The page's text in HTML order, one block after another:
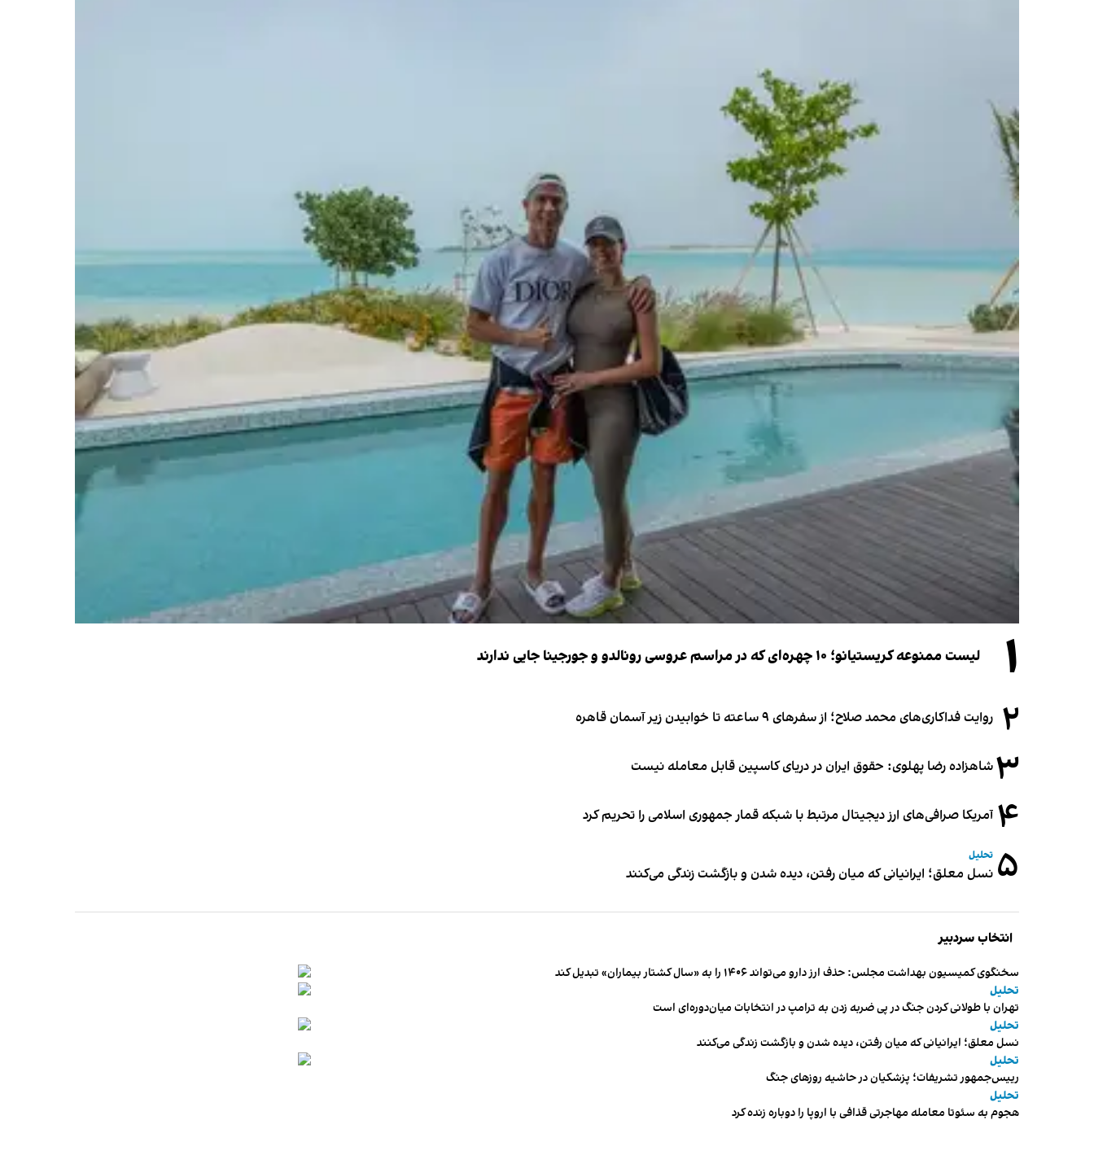
۱ لیست ممنوعه کریستیانو؛ ۱۰ چهره‌ای که در مراسم عروسی رونالدو و جورجینا جایی ندارند
۲ روایت فداکاری‌های محمد صلاح؛ از سفرهای ۹ ساعته تا خوابیدن زیر آسمان قاهره
۳شاهزاده رضا پهلوی: حقوق ایران در دریای کاسپین قابل معامله نیست
۴ آمریکا صرافی‌های ارز دیجیتال مرتبط با شبکه قمار جمهوری اسلامی را تحریم کرد
۵ تحلیل
نسل معلق؛ ایرانیانی که میان رفتن، دیده شدن و بازگشت زندگی می‌کنند
انتخاب سردبیر
سخنگوی کمیسیون بهداشت مجلس: حذف ارز دارو می‌تواند ۱۴۰۶ را به «سال کشتار بیماران» تبدیل کند
تحلیل
تهران با طولانی کردن جنگ در پی ضربه زدن به ترامپ در انتخابات میان‌دوره‌ای است
تحلیل
نسل معلق؛ ایرانیانی که میان رفتن، دیده شدن و بازگشت زندگی می‌کنند
تحلیل
رییس‌جمهور تشریفات؛ پزشکیان در حاشیه روزهای جنگ
تحلیل
هجوم به سئوتا معامله مهاجرتی قذافی با اروپا را دوباره زنده کرد